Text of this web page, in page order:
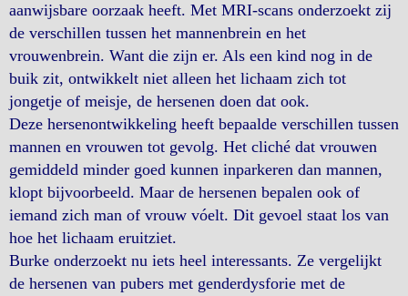
aanwijsbare oorzaak heeft. Met MRI-scans onderzoekt zij
de verschillen tussen het mannenbrein en het
vrouwenbrein. Want die zijn er. Als een kind nog in de
buik zit, ontwikkelt niet alleen het lichaam zich tot
jongetje of meisje, de hersenen doen dat ook.
Deze hersenontwikkeling heeft bepaalde verschillen tussen
mannen en vrouwen tot gevolg. Het cliché dat vrouwen
gemiddeld minder goed kunnen inparkeren dan mannen,
klopt bijvoorbeeld. Maar de hersenen bepalen ook of
iemand zich man of vrouw vóelt. Dit gevoel staat los van
hoe het lichaam eruitziet.
Burke onderzoekt nu iets heel interessants. Ze vergelijkt
de hersenen van pubers met genderdysforie met de